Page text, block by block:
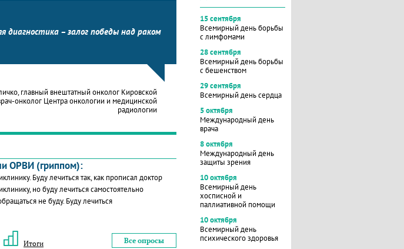
диагностика – залог победы над раком
главный внештатный онколог Кировской
онколог Центра онкологии и медицинской
радиологии
ОРВИ (гриппом):
Буду лечиться так, как прописал доктор
но буду лечиться самостоятельно
не буду. Буду лечиться
Итоги Все опросы
15 сентября
Всемирный день борьбы
с лимфомами
28 сентября
Всемирный день борьбы
с бешенством
29 сентября
Всемирный день сердца
5 октября
Международный день
врача
8 октября
Международный день
защиты зрения
10 октября
Всемирный день
хосписной и
паллиативной помощи
10 октября
Всемирный день
психического здоровья